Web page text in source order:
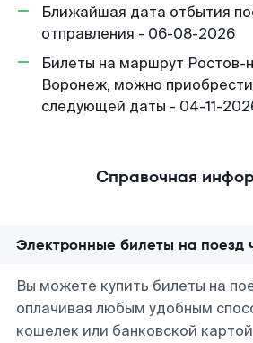
Ближайшая дата отбытия
отправления - 06-08-2026
Билеты на маршрут Ростов-
Воронеж, можно
следующей даты - 04-11-
Справочная
Электронные билеты на поезд
Вы можете купить билеты на
оплачивая любым удобным
кошелек или банковской